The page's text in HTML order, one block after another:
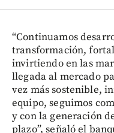
“Continuamos
transformación,
invirtiendo en las
llegada al mercado
vez más sostenible,
equipo, seguimos
y con la generación
plazo”, señaló el